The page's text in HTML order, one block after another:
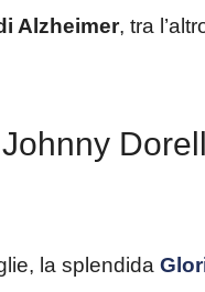
Alzheimer, tra
la splendida